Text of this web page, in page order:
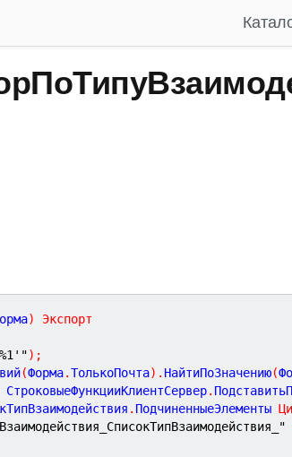
) Экспорт
) ;
(Форма.ТолькоПочта) . НайтиПоЗначению(
.
. ПодчиненныеЭлементы